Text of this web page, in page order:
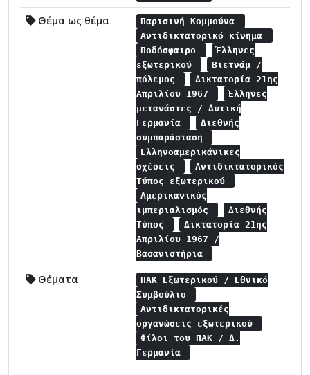
Θέμα ως θέμα
Παρισινή Κομμούνα
Αντιδικτατορικό κίνημα
Ποδόσφαιρο
Έλληνες
εξωτερικού
Βιετνάμ /
πόλεμος
Δικτατορία 21ης
Απριλίου 1967
Έλληνες
μετανάστες / Δυτική
Γερμανία
Διεθνής
συμπαράσταση
Ελληνοαμερικάνικες
σχέσεις
Αντιδικτατορικός
Τύπος εξωτερικού
Αμερικανικός
ιμπεριαλισμός
Διεθνής
Τύπος
Δικτατορία 21ης
Απριλίου 1967 /
Βασανιστήρια
Θέματα
ΠΑΚ Εξωτερικού / Εθνικό
Συμβούλιο
Αντιδικτατορικές
οργανώσεις εξωτερικού
Φίλοι του ΠΑΚ / Δ.
Γερμανία